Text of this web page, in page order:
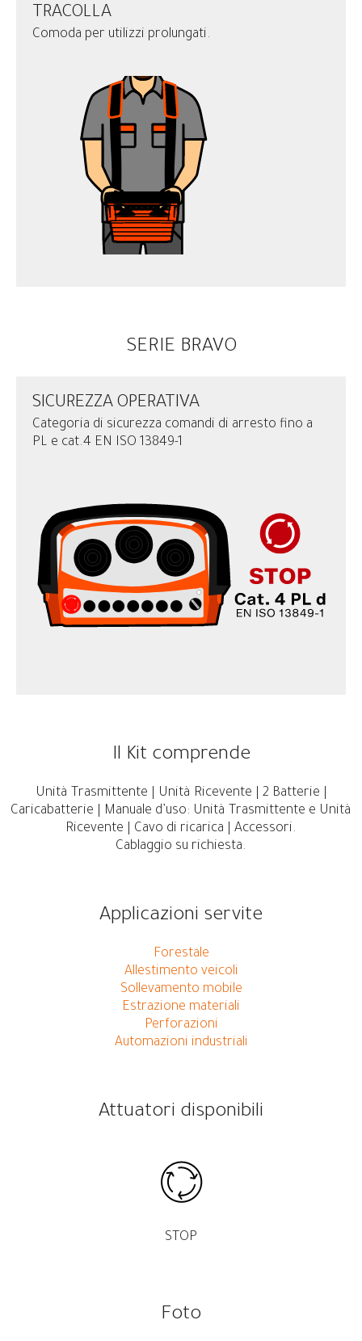
TRACOLLA
Comoda per utilizzi prolungati.
SERIE BRAVO
SICUREZZA OPERATIVA
Categoria di sicurezza comandi di arresto fino a
PL e cat.4 EN ISO 13849-1
Il Kit comprende
Unità Trasmittente | Unità Ricevente | 2 Batterie |
Caricabatterie | Manuale d’uso: Unità Trasmittente e Unità
Ricevente | Cavo di ricarica | Accessori.
Cablaggio su richiesta.
Applicazioni servite
Forestale
Allestimento veicoli
Sollevamento mobile
Estrazione materiali
Perforazioni
Automazioni industriali
Attuatori disponibili
STOP
Foto